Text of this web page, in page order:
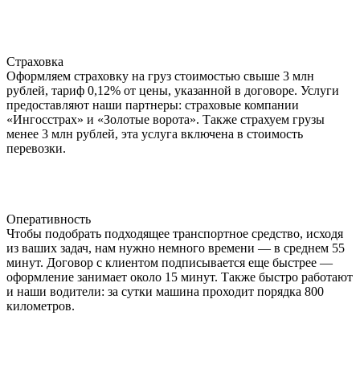
Страховка
Оформляем страховку на груз стоимостью свыше 3 млн
рублей, тариф 0,12% от цены, указанной в договоре. Услуги
предоставляют наши партнеры: страховые компании
«Ингосстрах» и «Золотые ворота». Также страхуем грузы
менее 3 млн рублей, эта услуга включена в стоимость
перевозки.
Оперативность
Чтобы подобрать подходящее транспортное средство, исходя
из ваших задач, нам нужно немного времени — в среднем 55
минут. Договор с клиентом подписывается еще быстрее —
оформление занимает около 15 минут. Также быстро работают
и наши водители: за сутки машина проходит порядка 800
километров.